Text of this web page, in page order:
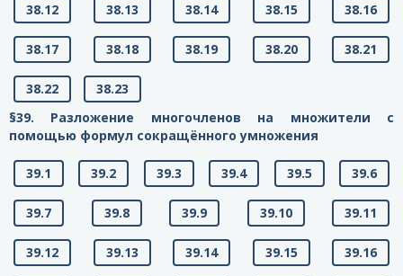
38.12 38.13 38.14 38.15 38.16
38.17 38.18 38.19 38.20 38.21
38.22
38.23
§39. Разложение многочленов на множители с
помощью формул сокращённого умножения
39.1 39.2 39.3 39.4 39.5 39.6
39.7 39.8 39.9 39.10 39.11
39.12 39.13 39.14 39.15 39.16